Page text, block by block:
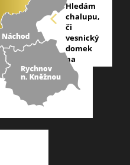
Hledám
chalupu,
či
vesnický
domek
na
náchodsku,
nejlépe
v